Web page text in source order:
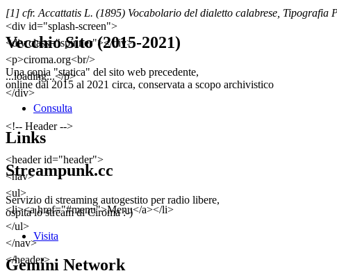
<div id="splash-screen">
<div class="spinner"></div>
<p>ciroma.org<br/>
...loading...</p>
</div>
<!-- Header -->
<header id="header">
<nav>
<ul>
<li><a href="#menu">Menu</a></li>
</ul>
</nav>
</header>
[1] cfr. Accattatis L. (1895) Vocabolario del dialetto calabrese, Tipografia
Vecchio Sito (2015-2021)
Una copia "statica" del sito web precedente,
online dal 2015 al 2021 circa, conservata a scopo archivistico
Consulta
Links
Streampunk.cc
Servizio di streaming autogestito per radio libere,
ospita lo stream di Ciroma :-)
Visita
Gemini Network